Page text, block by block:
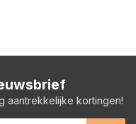
aantrekkelijke kortingen!